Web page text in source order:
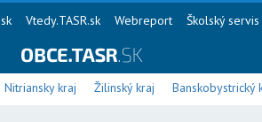
Vtedy.TASR.sk Webreport Školský servis
Nitriansky kraj Žilinský kraj Banskobystrický